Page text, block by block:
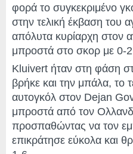
φορά το συγκεκριμένο
στην τελική έκβαση του
απόλυτα κυρίαρχη στον
μπροστά στο σκορ με 0-
Kluivert ήταν στη φάση
βρήκε και την μπάλα, το
αυτογκόλ στον Dejan
μπροστά από τον
προσπαθώντας να τον
επικράτησε εύκολα και